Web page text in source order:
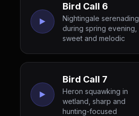
Bird Call 6
Nightingale serenading
during spring evening,
sweet and melodic
Bird Call 7
Heron squawking in
wetland, sharp and
hunting-focused